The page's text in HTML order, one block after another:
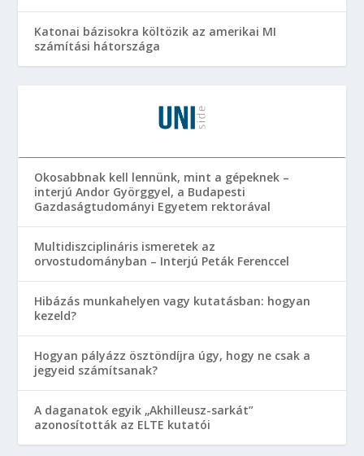
Katonai bázisokra költözik az amerikai MI
számítási hátországa
Okosabbnak kell lennünk, mint a gépeknek –
interjú Andor Györggyel, a Budapesti
Gazdaságtudományi Egyetem rektorával
Multidiszciplináris ismeretek az
orvostudományban – Interjú Peták Ferenccel
Hibázás munkahelyen vagy kutatásban: hogyan
kezeld?
Hogyan pályázz ösztöndíjra úgy, hogy ne csak a
jegyeid számítsanak?
A daganatok egyik „Akhilleusz-sarkát”
azonosították az ELTE kutatói